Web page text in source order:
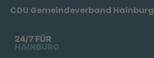
24/7 FÜR
HAINBURG
CDU Gemeindeverband Hainburg